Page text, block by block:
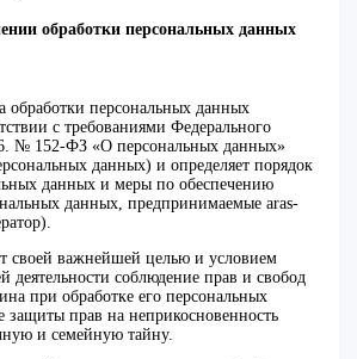
обработки персональных данных
обработки персональных данных
с требованиями Федерального
№ 152-ФЗ «О персональных данных»
данных) и определяет порядок
данных и меры по обеспечению
данных, предпринимаемые aras-
своей важнейшей целью и условием
деятельности соблюдение прав и свобод
при обработке его персональных
защиты прав на неприкосновенность
и семейную тайну.